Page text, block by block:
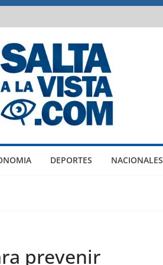
DEPORTES NACIONALES
prevenir